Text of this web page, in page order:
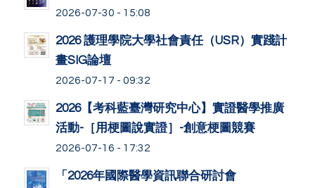
2026-07-30 - 15:08
2026 護理學院大學社會責任（USR）實踐計
畫SIG論壇
2026-07-17 - 09:32
2026【考科藍臺灣研究中心】實證醫學推廣
活動-［用梗圖說實證］-創意梗圖競賽
2026-07-16 - 17:32
「2026年國際醫學資訊聯合研討會